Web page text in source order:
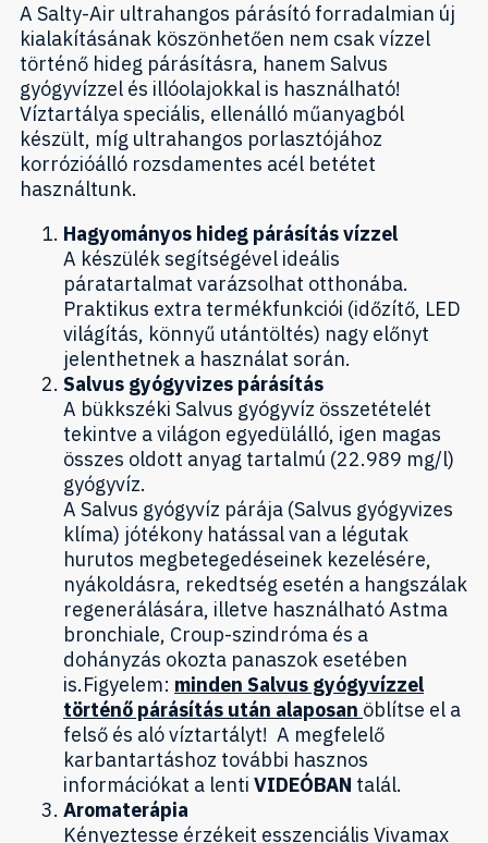
A Salty-Air ultrahangos párásító forradalmian új
kialakításának köszönhetően nem csak vízzel
történő hideg párásításra, hanem Salvus
gyógyvízzel és illóolajokkal is használható!
Víztartálya speciális, ellenálló műanyagból
készült, míg ultrahangos porlasztójához
korrózióálló rozsdamentes acél betétet
használtunk.
Hagyományos hideg párásítás vízzel
A készülék segítségével ideális
páratartalmat varázsolhat otthonába.
Praktikus extra termékfunkciói (időzítő, LED
világítás, könnyű utántöltés) nagy előnyt
jelenthetnek a használat során.
Salvus gyógyvizes párásítás
A bükkszéki Salvus gyógyvíz összetételét
tekintve a világon egyedülálló, igen magas
összes oldott anyag tartalmú (22.989 mg/l)
gyógyvíz.
A Salvus gyógyvíz párája (Salvus gyógyvizes
klíma) jótékony hatással van a légutak
hurutos megbetegedéseinek kezelésére,
nyákoldásra, rekedtség esetén a hangszálak
regenerálására, illetve használható Astma
bronchiale, Croup-szindróma és a
dohányzás okozta panaszok esetében
is.Figyelem: minden Salvus gyógyvízzel
történő párásítás után alaposan öblítse el a
felső és aló víztartályt! A megfelelő
karbantartáshoz további hasznos
információkat a lenti VIDEÓBAN talál.
Aromaterápia
Kényeztesse érzékeit esszenciális Vivamax